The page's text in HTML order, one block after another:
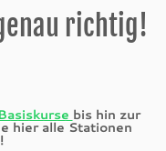
richtig!
Basiskurse bis hin zur
hier alle Stationen